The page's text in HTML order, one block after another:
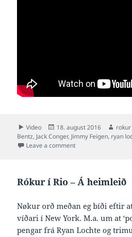
Format
Video
Posted
on
18. august 2016 Author
rokur
Bentz, Jack Conger, Jimmy Feigen, ryan
Leave a commenton Lochte og teir
Rókur í Rio – Á heimleið
Nøkur orð meðan eg bíði eftir
víðari í New York. M.a. um at
pengar frá Ryan Lochte og